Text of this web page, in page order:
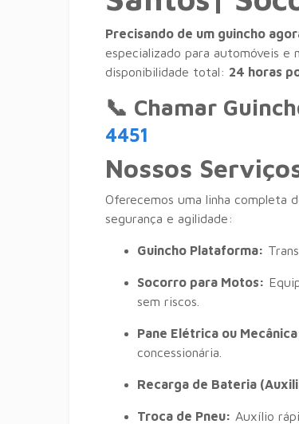
Precisando de um guincho
especializado para automóveis
disponibilidade total: 24 horas
📞 Chamar
4451
Nossos
Oferecemos uma linha completa
segurança e agilidade:
Guincho Plataforma:
Socorro para Motos:
sem riscos.
Pane Elétrica ou
concessionária.
Recarga de Bateria
Troca de Pneu: Auxílio